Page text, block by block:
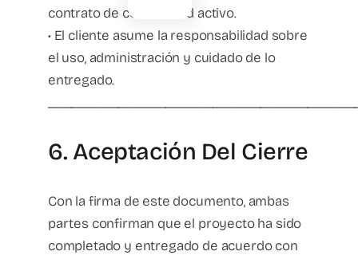
contrato de continuidad activo.
• El cliente asume la responsabilidad sobre
el uso, administración y cuidado de lo
entregado.
6. Aceptación Del Cierre
Con la firma de este documento, ambas
partes confirman que el proyecto ha sido
completado y entregado de acuerdo con